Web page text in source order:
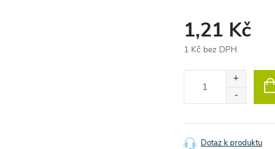
1,21 Kč
1 Kč bez DPH
Dotaz k produktu